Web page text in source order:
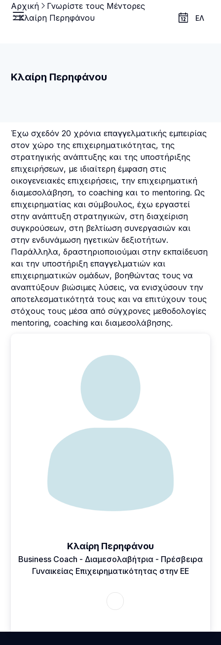
ΕΛ
Αρχική
Γνωρίστε τους Μέντορες
Κλαίρη Περηφάνου
Κλαίρη Περηφάνου
Έχω σχεδόν 20 χρόνια επαγγελματικής εμπειρίας
στον χώρο της επιχειρηματικότητας, της
στρατηγικής ανάπτυξης και της υποστήριξης
επιχειρήσεων, με ιδιαίτερη έμφαση στις
οικογενειακές επιχειρήσεις, την επιχειρηματική
διαμεσολάβηση, το coaching και το mentoring. Ως
επιχειρηματίας και σύμβουλος, έχω εργαστεί
στην ανάπτυξη στρατηγικών, στη διαχείριση
συγκρούσεων, στη βελτίωση συνεργασιών και
στην ενδυνάμωση ηγετικών δεξιοτήτων.
Παράλληλα, δραστηριοποιούμαι στην εκπαίδευση
και την υποστήριξη επαγγελματιών και
επιχειρηματικών ομάδων, βοηθώντας τους να
αναπτύξουν βιώσιμες λύσεις, να ενισχύσουν την
αποτελεσματικότητά τους και να επιτύχουν τους
στόχους τους μέσα από σύγχρονες μεθοδολογίες
mentoring, coaching και διαμεσολάβησης.
Κλαίρη Περηφάνου
Business Coach - Διαμεσολαβήτρια - Πρέσβειρα
Γυναικείας Επιχειρηματικότητας στην ΕΕ